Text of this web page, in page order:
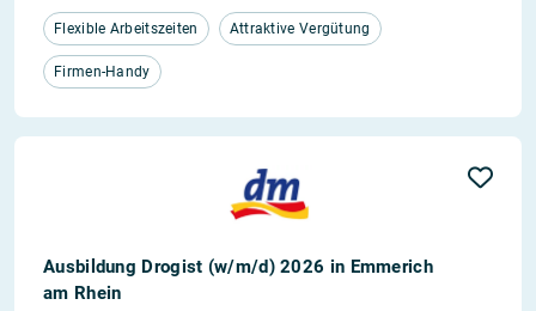
Flexible Arbeitszeiten Attraktive Vergütung
Firmen-Handy
Ausbildung Drogist (w/m/d) 2026 in Emmerich
am Rhein